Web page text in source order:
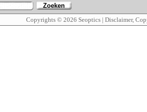
Zoeken
Copyrights © 2026 Seoptics | Disclaimer,